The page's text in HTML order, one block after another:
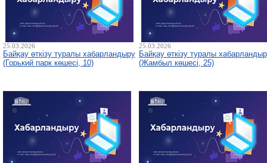
25.03.2026
Байқау өткізу туралы хабарландыру
(Горький парк көшесі, 10)
25.03.2026
Байқау өткізу туралы
(Жамбыл көшесі, 25)